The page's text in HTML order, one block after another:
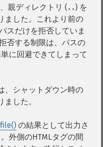
親ディレクトリ (..) を
ました。これより前の
スだけを拒否していま
否する制限は、パスの
に回避できてしまって
、シャットダウン時の
した。
の結果として出力さ
外側のHTMLタグの間